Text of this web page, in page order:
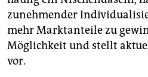
zunehmender
mehr Marktanteile zu
Möglichkeit und stellt
vor.